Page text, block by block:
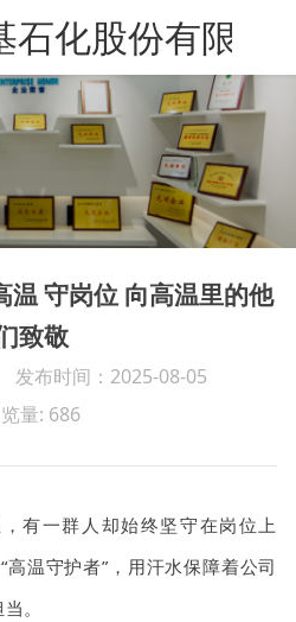
石化股份有限公
守岗位 向高温里的他
致敬
发布时间：2025-08-05
量: 686
有一群人却始终坚守在岗位上
温守护者”，用汗水保障着公司
。